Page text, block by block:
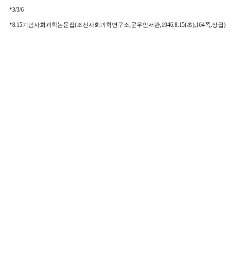
*3/3/6
*8.15기념사회과학논문집(조선사회과학연구소,문우인서관,1946.8.15(초),164쪽,상급)